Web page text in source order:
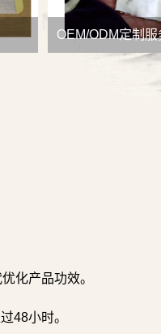
OEM/ODM定制服
化产品功效。
48小时。